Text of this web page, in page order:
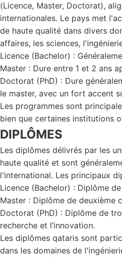
(Licence, Master, Doctorat),
internationales. Le pays met
de haute qualité dans divers
affaires, les sciences,
Licence (Bachelor) :
Master : Dure entre 1 et 2 ans
Doctorat (PhD) : Dure
le master, avec un fort accent
Les programmes sont
bien que certaines institutions
DIPLÔMES
Les diplômes délivrés par les
haute qualité et sont
l'international. Les principaux
Licence (Bachelor) : Diplôme
Master : Diplôme de deuxième
Doctorat (PhD) : Diplôme de
recherche et l’innovation.
Les diplômes qataris sont
dans les domaines de